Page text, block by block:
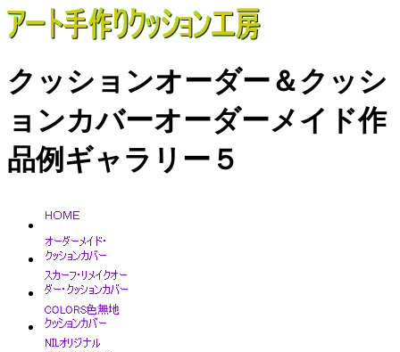
クッションオーダー＆クッシ
ョンカバーオーダーメイド作
品例ギャラリー５